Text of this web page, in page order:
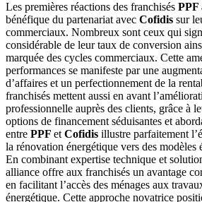
Les premières réactions des franchisés PPF
bénéfique du partenariat avec Cofidis sur
commerciaux. Nombreux sont ceux qui
considérable de leur taux de conversion
marquée des cycles commerciaux. Cette
performances se manifeste par une
d’affaires et un perfectionnement de la
franchisés mettent aussi en avant
professionnelle auprès des clients, grâce à
options de financement séduisantes et
entre PPF et Cofidis illustre parfaitement
la rénovation énergétique vers des modèles
En combinant expertise technique et
alliance offre aux franchisés un avantage
en facilitant l’accès des ménages aux
énergétique. Cette approche novatrice